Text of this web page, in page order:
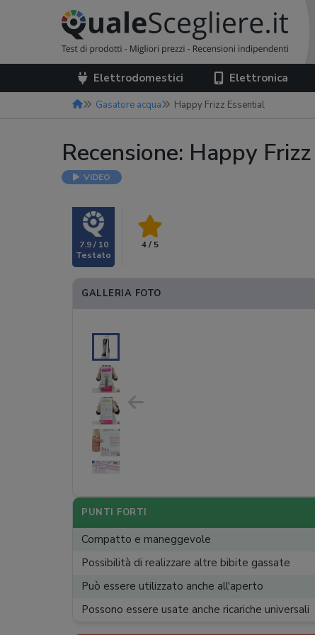
Elettrodomestici Elettronica
Gasatore acqua Happy Frizz Essential
Recensione: Happy
VIDEO
7.9 / 10 4 / 5
GALLERIA FOTO
PUNTI FORTI
Compatto e maneggevole
Possibilità di realizzare altre bibite gassate
Può essere utilizzato anche all'aperto
Possono essere usate anche ricariche universali